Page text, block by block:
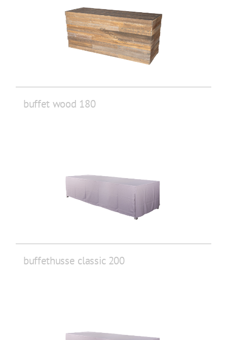
buffet wood 180
buffethusse classic 200